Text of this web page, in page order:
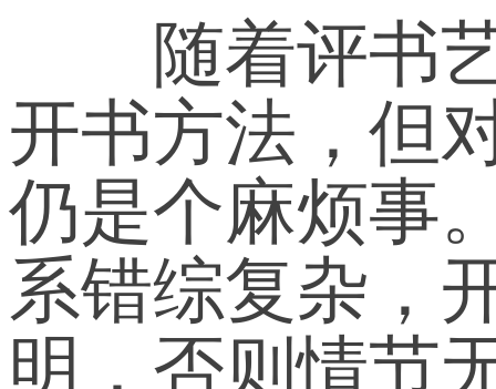
随着评书艺
开书方法，但
仍是个麻烦事
系错综复杂，
明，否则情节